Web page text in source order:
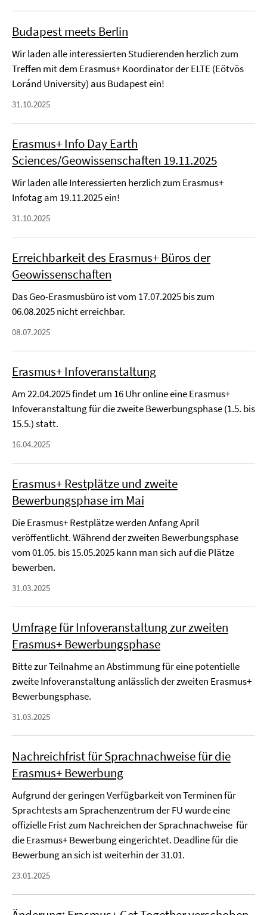
Budapest meets Berlin
Wir laden alle interessierten Studierenden herzlich zum
Treffen mit dem Erasmus+ Koordinator der ELTE (Eötvös
Loránd University) aus Budapest ein!
31.10.2025
Erasmus+ Info Day Earth
Sciences/Geowissenschaften 19.11.2025
Wir laden alle Interessierten herzlich zum Erasmus+
Infotag am 19.11.2025 ein!
31.10.2025
Erreichbarkeit des Erasmus+ Büros der
Geowissenschaften
Das Geo-Erasmusbüro ist vom 17.07.2025 bis zum
06.08.2025 nicht erreichbar.
08.07.2025
Erasmus+ Infoveranstaltung
Am 22.04.2025 findet um 16 Uhr online eine Erasmus+
Infoveranstaltung für die zweite Bewerbungsphase (1.5. bis
15.5.) statt.
16.04.2025
Erasmus+ Restplätze und zweite
Bewerbungsphase im Mai
Die Erasmus+ Restplätze werden Anfang April
veröffentlicht. Während der zweiten Bewerbungsphase
vom 01.05. bis 15.05.2025 kann man sich auf die Plätze
bewerben.
31.03.2025
Umfrage für Infoveranstaltung zur zweiten
Erasmus+ Bewerbungsphase
Bitte zur Teilnahme an Abstimmung für eine potentielle
zweite Infoveranstaltung anlässlich der zweiten Erasmus+
Bewerbungsphase.
31.03.2025
Nachreichfrist für Sprachnachweise für die
Erasmus+ Bewerbung
Aufgrund der geringen Verfügbarkeit von Terminen für
Sprachtests am Sprachenzentrum der FU wurde eine
offizielle Frist zum Nachreichen der Sprachnachweise für
die Erasmus+ Bewerbung eingerichtet. Deadline für die
Bewerbung an sich ist weiterhin der 31.01.
23.01.2025